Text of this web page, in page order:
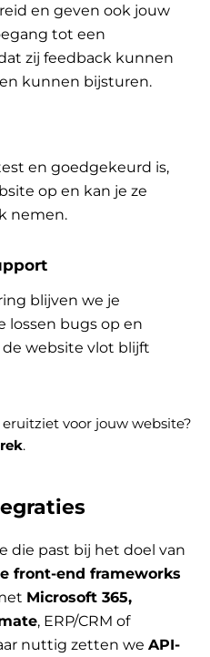
en geven ook jouw
tot een
zij feedback kunnen
kunnen bijsturen.
en goedgekeurd is,
op en kan je ze
nemen.
blijven we je
lossen bugs op en
website vlot blijft
voor jouw website?
.
die past bij het doel van
front-end frameworks
Microsoft 365,
, ERP/CRM of
nuttig zetten we API-